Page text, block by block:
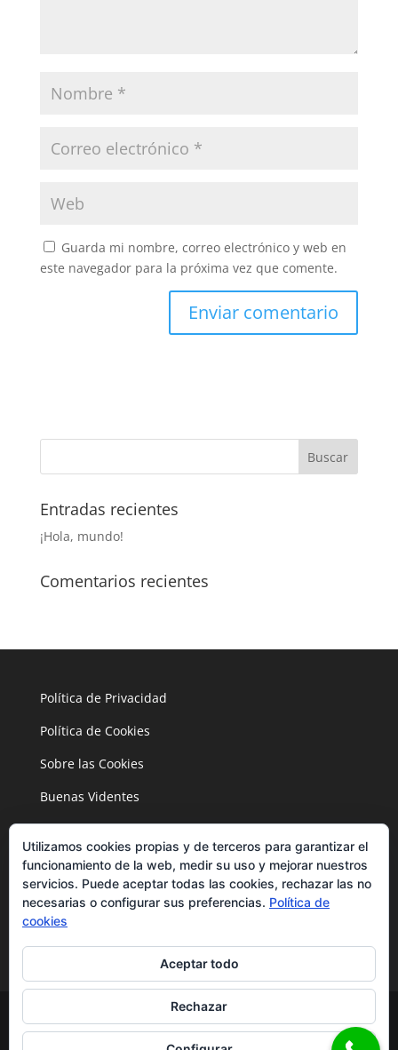
Guarda mi nombre, correo electrónico y web en
este navegador para la próxima vez que comente.
Entradas recientes
¡Hola, mundo!
Comentarios recientes
Política de Privacidad
Política de Cookies
Sobre las Cookies
Buenas Videntes
Utilizamos cookies propias y de terceros para garantizar el
funcionamiento de la web, medir su uso y mejorar nuestros
servicios. Puede aceptar todas las cookies, rechazar las no
necesarias o configurar sus preferencias. Política de
cookies
Aceptar todo
Rechazar